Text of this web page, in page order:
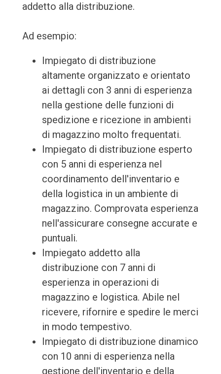
addetto alla distribuzione.
Ad esempio:
Impiegato di distribuzione
altamente organizzato e orientato
ai dettagli con 3 anni di esperienza
nella gestione delle funzioni di
spedizione e ricezione in ambienti
di magazzino molto frequentati.
Impiegato di distribuzione esperto
con 5 anni di esperienza nel
coordinamento dell'inventario e
della logistica in un ambiente di
magazzino. Comprovata esperienza
nell'assicurare consegne accurate e
puntuali.
Impiegato addetto alla
distribuzione con 7 anni di
esperienza in operazioni di
magazzino e logistica. Abile nel
ricevere, rifornire e spedire le merci
in modo tempestivo.
Impiegato di distribuzione dinamico
con 10 anni di esperienza nella
gestione dell'inventario e della